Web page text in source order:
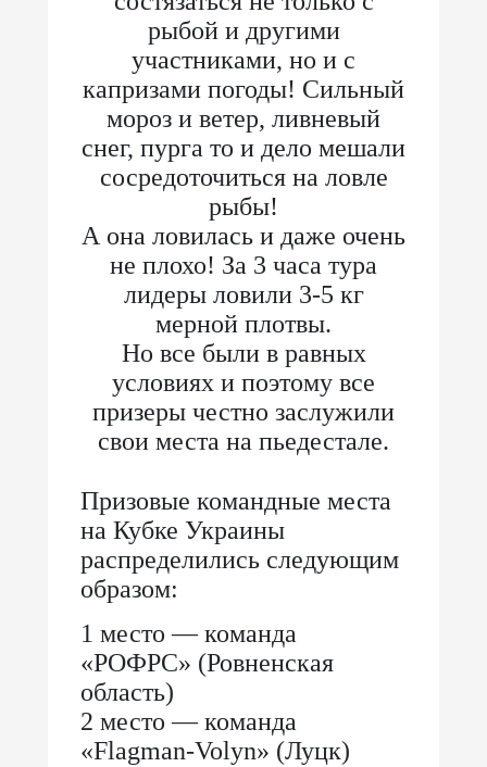
рыбой и другими
участниками, но и с
капризами погоды! Сильный
мороз и ветер, ливневый
снег, пурга то и дело мешали
сосредоточиться на ловле
рыбы!
А она ловилась и даже очень
не плохо! За 3 часа тура
лидеры ловили 3-5 кг
мерной плотвы.
Но все были в равных
условиях и поэтому все
призеры честно заслужили
свои места на пьедестале.
Призовые командные места
на Кубке Украины
распределились следующим
образом:
1 место — команда
«РОФРС» (Ровненская
область)
2 место — команда
«Flagman-Volyn» (Луцк)